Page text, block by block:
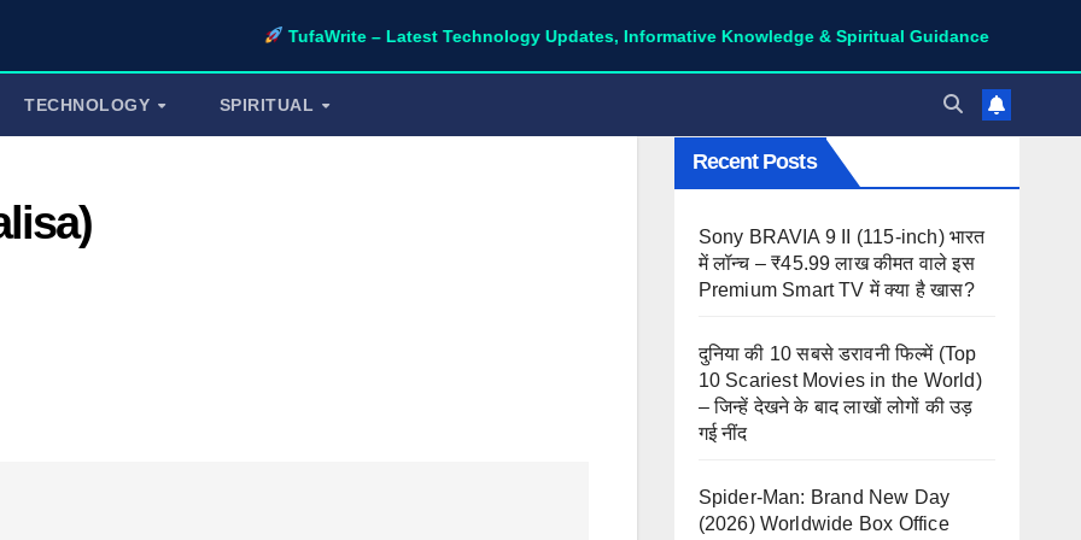
TufaWrite – Latest Technology Updates, Informative Knowledge & Spiritual Guidance
TECHNOLOGY SPIRITUAL
Recent Posts
Sony BRAVIA 9 II (115-inch) भारत
में लॉन्च – ₹45.99 लाख कीमत वाले इस
Premium Smart TV में क्या है खास?
दुनिया की 10 सबसे डरावनी फिल्में (Top
10 Scariest Movies in the World)
– जिन्हें देखने के बाद लाखों लोगों की उड़
गई नींद
Spider-Man: Brand New Day
(2026) Worldwide Box Office